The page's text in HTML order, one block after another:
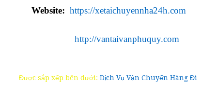
Website: https://xetaichuyennha24h.com
http://vantaivanphuquy.com
Được sắp xếp bên dưới: Dịch Vụ Vận Chuyển Hàng Đi